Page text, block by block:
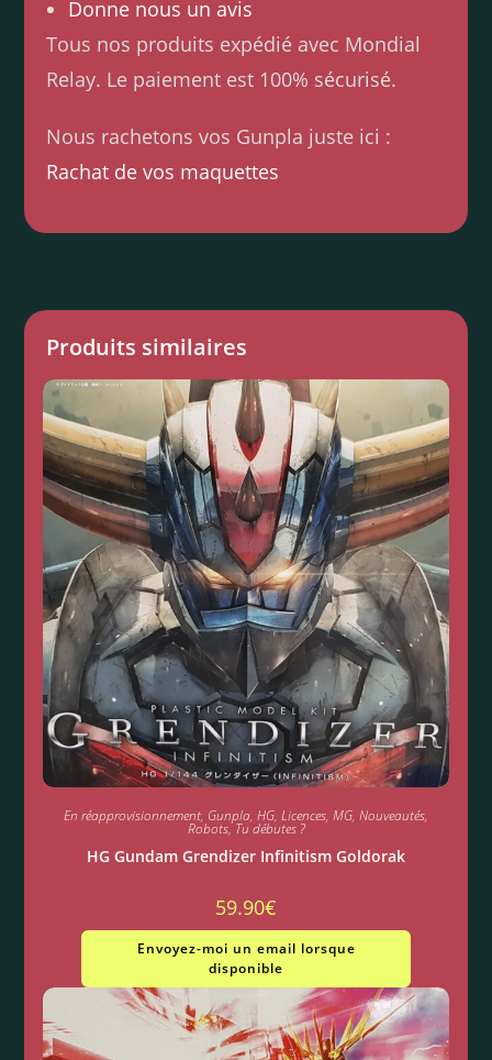
Donne nous un avis
Tous nos produits expédié avec Mondial
Relay. Le paiement est 100% sécurisé.
Nous rachetons vos Gunpla juste ici :
Rachat de vos maquettes
Produits similaires
En réapprovisionnement, Gunpla, HG, Licences, MG, Nouveautés,
Robots,Tu débutes ?
HG Gundam Grendizer Infinitism Goldorak
59.90€
Envoyez-moi un email lorsque
disponible